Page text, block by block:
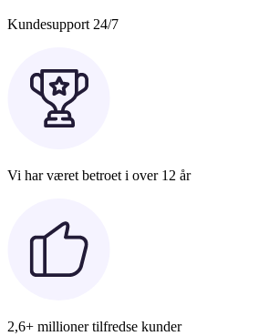
Kundesupport 24/7
Vi har været betroet i over 12 år
2,6+ millioner tilfredse kunder